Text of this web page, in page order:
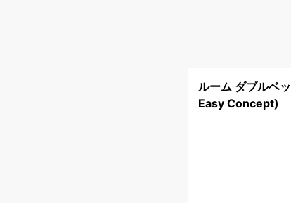
ルーム ダブルベ
Easy Concept)